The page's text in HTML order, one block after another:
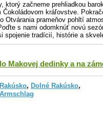
ktorý začneme prehliadkou
Čokoládovom kráľovstve.
Otvárania prameňov pohltí
s nami odomknúť novú
spojenie tradícií, histórie a
Makovej dedinky a na
Rakúsko, Dolné Rakúsko,
Armschlag